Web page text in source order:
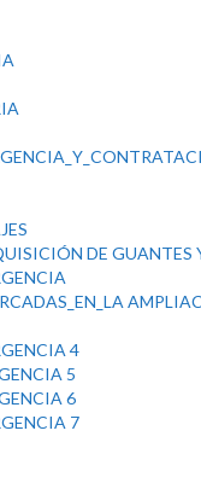
DE GUANTES
4
5
6
7